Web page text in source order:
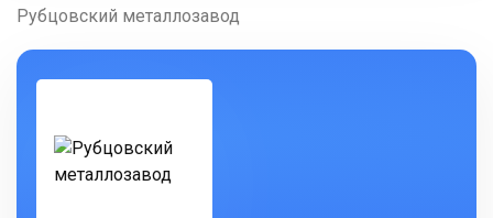
Рубцовский металлозавод